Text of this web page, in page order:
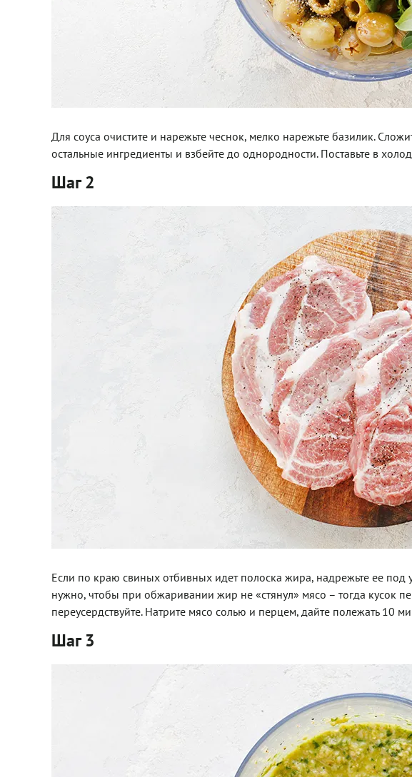
Для соуса очистите и нарежьте чеснок, мелко нарежьте базилик.
остальные ингредиенты и взбейте до однородности. Поставьте в
Шаг 2
Если по краю свиных отбивных идет полоска жира, надрежьте ее под
нужно, чтобы при обжаривании жир не «стянул» мясо – тогда кусок
переусердствуйте. Натрите мясо солью и перцем, дайте полежать 10
Шаг 3